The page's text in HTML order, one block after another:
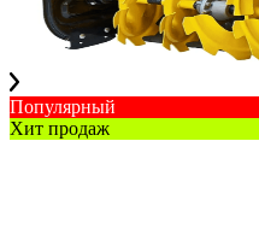
Популярный
Хит продаж